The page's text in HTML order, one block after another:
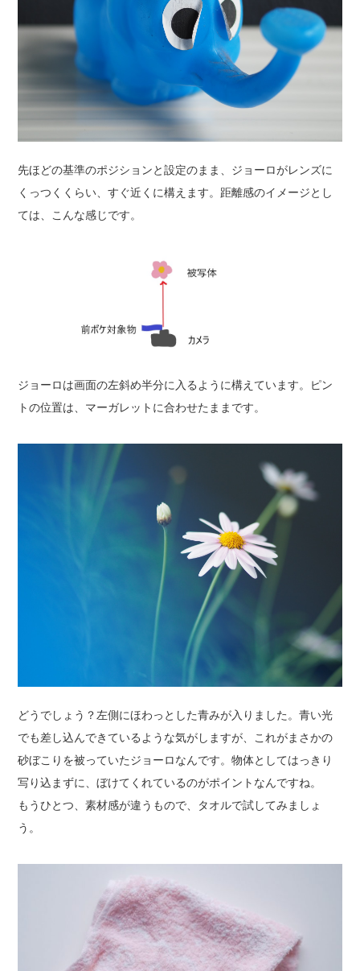
先ほどの基準のポジションと設定のまま、ジョーロがレンズに
くっつくくらい、すぐ近くに構えます。距離感のイメージとし
ては、こんな感じです。
ジョーロは画面の左斜め半分に入るように構えています。ピン
トの位置は、マーガレットに合わせたままです。
どうでしょう？左側にほわっとした青みが入りました。青い光
でも差し込んできているような気がしますが、これがまさかの
砂ぼこりを被っていたジョーロなんです。物体としてはっきり
写り込まずに、ぼけてくれているのがポイントなんですね。
もうひとつ、素材感が違うもので、タオルで試してみましょ
う。